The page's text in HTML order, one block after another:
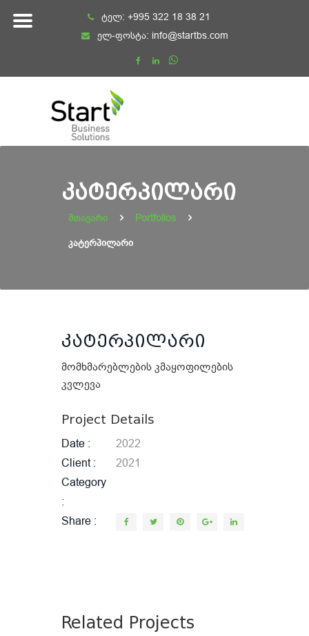
ტელ: +995 322 18 38 21
ელ-ფოსტა: info@startbs.com
ᲙᲐᲢᲔᲠᲞᲘᲚᲐᲠᲘ
მთავარი Portfolios
კატერპილარი
კატერპილარი
მომხმარებლების კმაყოფილების
კვლევა
Project Details
Date
2022
Client
2021
Category
Share
Related Projects